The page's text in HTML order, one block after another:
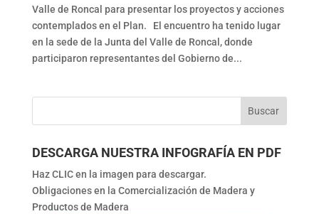
Valle de Roncal para presentar los proyectos y acciones
contemplados en el Plan. El encuentro ha tenido lugar
en la sede de la Junta del Valle de Roncal, donde
participaron representantes del Gobierno de...
DESCARGA NUESTRA INFOGRAFÍA EN PDF
Haz CLIC en la imagen para descargar.
Obligaciones en la Comercialización de Madera y
Productos de Madera